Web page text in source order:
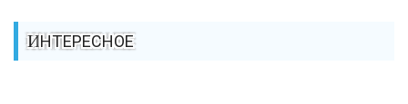
ИНТЕРЕСНОЕ